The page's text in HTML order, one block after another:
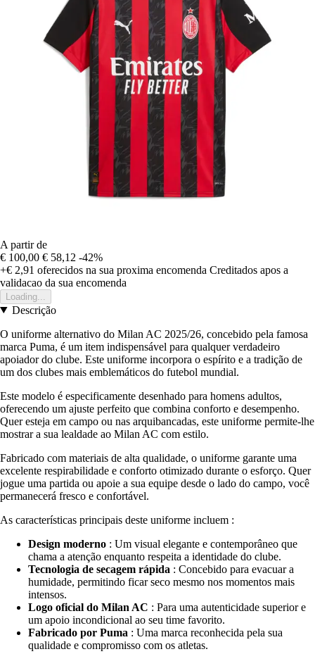
A partir de
€ 100,00 € 58,12 -42%
+€ 2,91 oferecidos na sua proxima encomenda Creditados apos a
validacao da sua encomenda
Loading...
Descrição
O uniforme alternativo do Milan AC 2025/26, concebido pela famosa
marca Puma, é um item indispensável para qualquer verdadeiro
apoiador do clube. Este uniforme incorpora o espírito e a tradição de
um dos clubes mais emblemáticos do futebol mundial.
Este modelo é especificamente desenhado para homens adultos,
oferecendo um ajuste perfeito que combina conforto e desempenho.
Quer esteja em campo ou nas arquibancadas, este uniforme permite-lhe
mostrar a sua lealdade ao Milan AC com estilo.
Fabricado com materiais de alta qualidade, o uniforme garante uma
excelente respirabilidade e conforto otimizado durante o esforço. Quer
jogue uma partida ou apoie a sua equipe desde o lado do campo, você
permanecerá fresco e confortável.
As características principais deste uniforme incluem :
Design moderno : Um visual elegante e contemporâneo que
chama a atenção enquanto respeita a identidade do clube.
Tecnologia de secagem rápida : Concebido para evacuar a
humidade, permitindo ficar seco mesmo nos momentos mais
intensos.
Logo oficial do Milan AC : Para uma autenticidade superior e
um apoio incondicional ao seu time favorito.
Fabricado por Puma : Uma marca reconhecida pela sua
qualidade e compromisso com os atletas.